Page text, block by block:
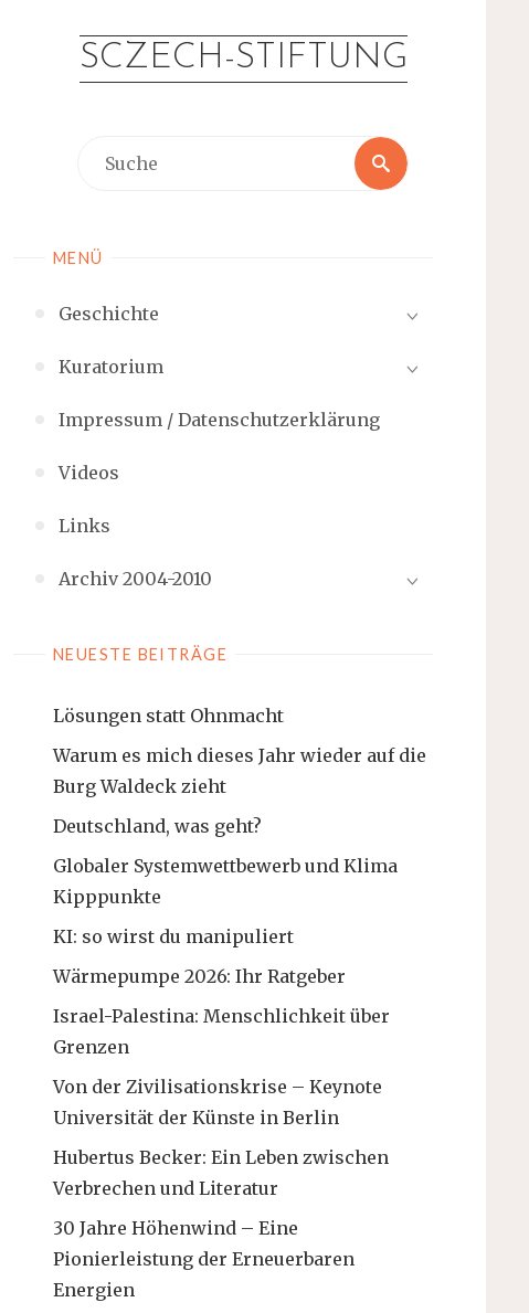
springenSCZECH-STIFTUNG
Suche
Suche
MENÜ
Geschichte
Kuratorium
Impressum / Datenschutzerklärung
Videos
Links
Archiv 2004-2010
NEUESTE BEITRÄGE
Lösungen statt Ohnmacht
Warum es mich dieses Jahr wieder auf die
Burg Waldeck zieht
Deutschland, was geht?
Globaler Systemwettbewerb und Klima
Kipppunkte
KI: so wirst du manipuliert
Wärmepumpe 2026: Ihr Ratgeber
Israel-Palestina: Menschlichkeit über
Grenzen
Von der Zivilisationskrise – Keynote
Universität der Künste in Berlin
Hubertus Becker: Ein Leben zwischen
Verbrechen und Literatur
30 Jahre Höhenwind – Eine
Pionierleistung der Erneuerbaren
Energien